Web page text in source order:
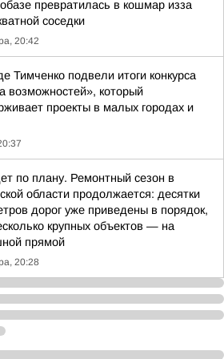
превратилась в кошмар изза
соседки
20:42
Тимченко подвели итоги конкурса
возможностей», который
проекты в малых городах и
по плану. Ремонтный сезон в
области продолжается: десятки
дорог уже приведены в порядок,
крупных объектов — на
прямой
20:28